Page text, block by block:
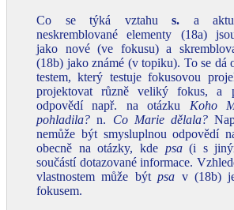
Co se týká vztahus. a
neskremblované elementy (18a)
jako nové (ve fokusu) a
(18b) jako známé (v topiku). To se dá
testem, který testuje fokusovou
projektovat různě veliký fokus, a
odpovědí např. na otázku Koho
pohladila? n. Co Marie dělala?
nemůže být smysluplnou odpovědí
obecně na otázky, kde psa(i s
součástí dotazované informace.
vlastnostem může býtpsa v (18b)
fokusem.